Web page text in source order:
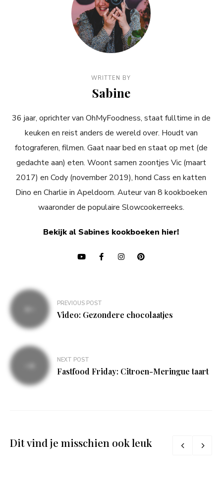
WRITTEN BY
Sabine
36 jaar, oprichter van OhMyFoodness, staat fulltime in de
keuken en reist anders de wereld over. Houdt van
fotograferen, filmen. Gaat naar bed en staat op met (de
gedachte aan) eten. Woont samen zoontjes Vic (maart
2017) en Cody (november 2019), hond Cass en katten
Dino en Charlie in Apeldoorn. Auteur van 8 kookboeken
waaronder de populaire Slowcookerreeks.
Bekijk al Sabines kookboeken hier!
Bericht
navigatie
PREVIOUS POST
Video: Gezondere chocolaatjes
NEXT POST
Fastfood Friday: Citroen-Meringue taart
Dit vind je misschien ook leuk